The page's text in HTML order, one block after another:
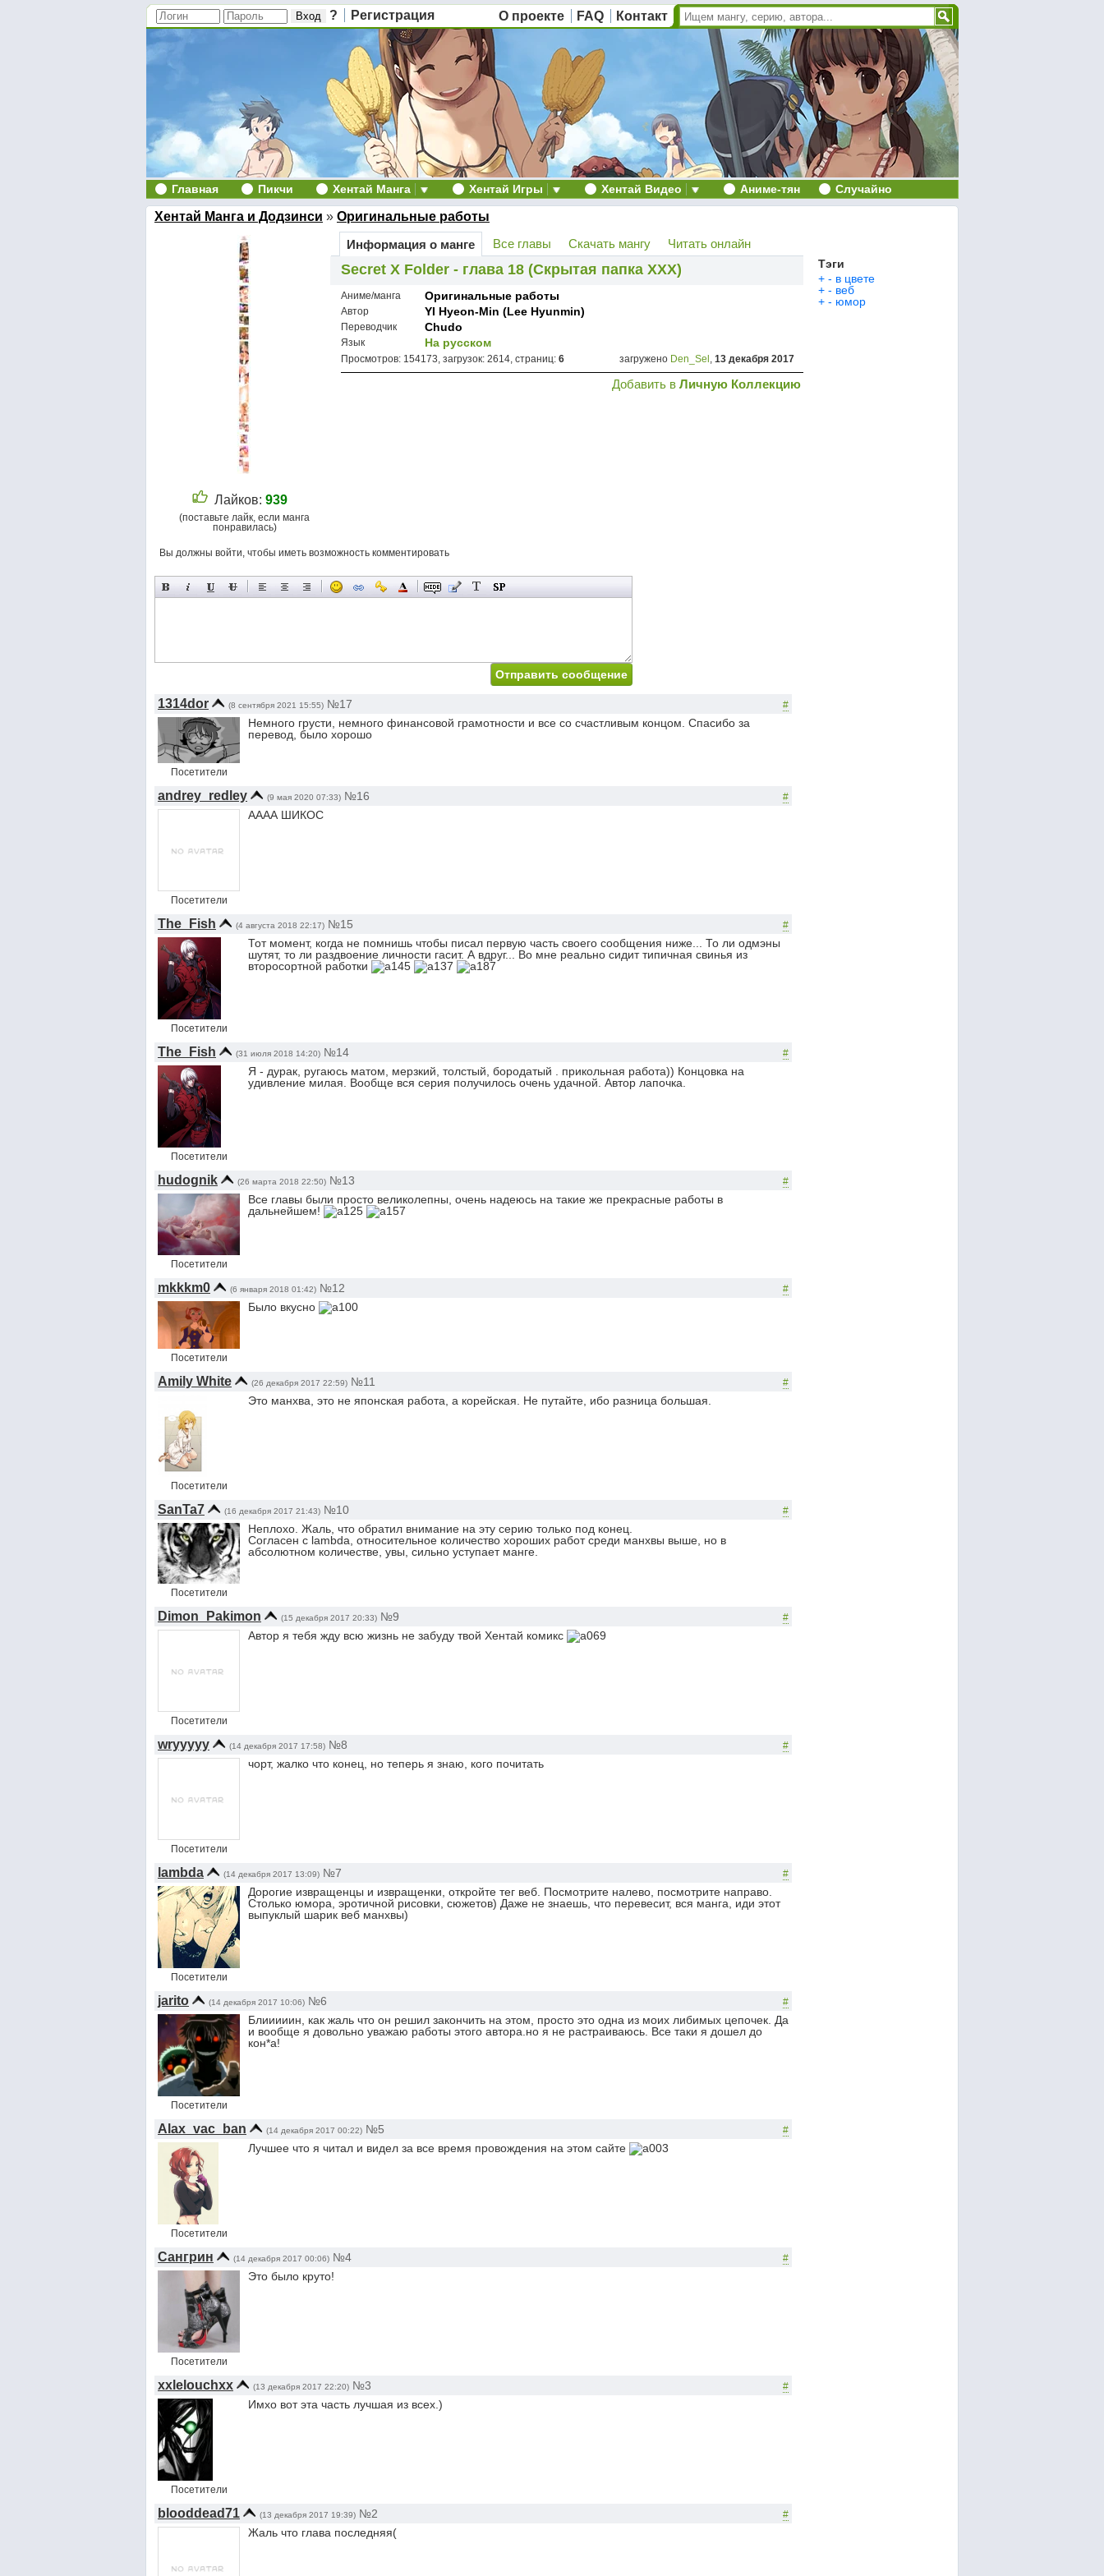
? Регистрация О проекте FAQ Контакт
Главная Пикчи Хентай Манга Хентай Игры Хентай Видео Аниме-тян Случайно
Хентай Манга и Додзинси » Оригинальные работы
Лайков: 939
(поставьте лайк, если манга
понравилась)
Информация о манге Все главы Скачать мангу Читать онлайн
Secret X Folder - глава 18 (Скрытая папка ХХХ)
Аниме/манга Оригинальные работы
Автор YI Hyeon-Min (Lee Hyunmin)
Переводчик Chudo
Язык На русском
Просмотров: 154173, загрузок: 2614, страниц: 6 загружено Den_Sel , 13 декабря 2017
Добавить в Личную Коллекцию
Вы должны войти, чтобы иметь возможность комментировать
1314dor (8 сентября 2021 15:55) №17 #
Посетители
Немного грусти, немного финансовой грамотности и все со счастливым концом. Спасибо за
перевод, было хорошо
andrey_redley (9 мая 2020 07:33) №16 #
Посетители
АААА ШИКОС
The_Fish (4 августа 2018 22:17) №15 #
Посетители
Тот момент, когда не помнишь чтобы писал первую часть своего сообщения ниже... То ли одмэны
шутят, то ли раздвоение личности гасит. А вдруг... Во мне реально сидит типичная свинья из
второсортной работки
The_Fish (31 июля 2018 14:20) №14 #
Посетители
Я - дурак, ругаюсь матом, мерзкий, толстый, бородатый .
прикольная работа)) Концовка на
удивление милая. Вообще вся серия получилось очень удачной. Автор лапочка.
hudognik (26 марта 2018 22:50) №13 #
Посетители
Все главы были просто великолепны, очень надеюсь на такие же прекрасные работы в
дальнейшем!
mkkkm0 (6 января 2018 01:42) №12 #
Посетители
Было вкусно
Amily White (26 декабря 2017 22:59) №11 #
Посетители
Это манхва, это не японская работа, а корейская. Не путайте, ибо разница большая.
SanTa7 (16 декабря 2017 21:43) №10 #
Посетители
Неплохо. Жаль, что обратил внимание на эту серию только под конец.
Согласен с lambda, относительное количество хороших работ среди манхвы выше, но в
абсолютном количестве, увы, сильно уступает манге.
Dimon_Pakimon (15 декабря 2017 20:33) №9 #
Посетители
Автор я тебя жду всю жизнь не забуду твой Хентай комикс
wryyyyy (14 декабря 2017 17:58) №8 #
Посетители
чорт, жалко что конец, но теперь я знаю, кого почитать
lambda (14 декабря 2017 13:09) №7 #
Посетители
Дорогие извращенцы и извращенки, откройте тег веб. Посмотрите налево, посмотрите направо.
Столько юмора, эротичной рисовки, сюжетов) Даже не знаешь, что перевесит, вся манга, иди этот
выпуклый шарик веб манхвы)
jarito (14 декабря 2017 10:06) №6 #
Посетители
Блииииин, как жаль что он решил закончить на этом, просто это одна из моих либимых цепочек. Да
и вообще я довольно уважаю работы этого автора.но я не растраиваюсь. Все таки я дошел до
кон*а!
Alax_vac_ban (14 декабря 2017 00:22) №5 #
Посетители
Лучшее что я читал и видел за все время провождения на этом сайте
Сангрин (14 декабря 2017 00:06) №4 #
Посетители
Это было круто!
xxlelouchxx (13 декабря 2017 22:20) №3 #
Посетители
Имхо вот эта часть лучшая из всех.)
blooddead71 (13 декабря 2017 19:39) №2 #
Жаль что глава последняя(
Тэги
+ - в цвете
+ - веб
+ - юмор